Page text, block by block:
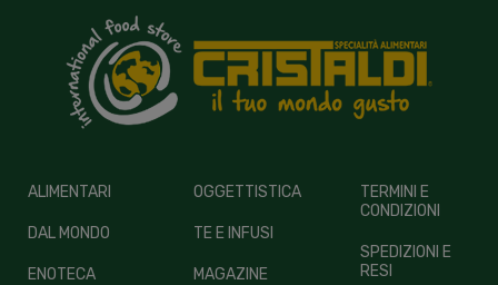
ALIMENTARI
DAL MONDO
ENOTECA
OGGETTISTICA
TE E INFUSI
MAGAZINE
TERMINI E
CONDIZIONI
SPEDIZIONI E
RESI